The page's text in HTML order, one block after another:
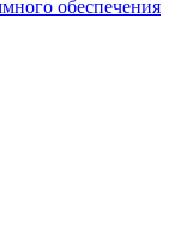
обеспечения